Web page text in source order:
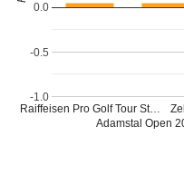
Raiffeisen Pro Golf Tour St…
Adamstal Open
-1.0
-0.5
0.0